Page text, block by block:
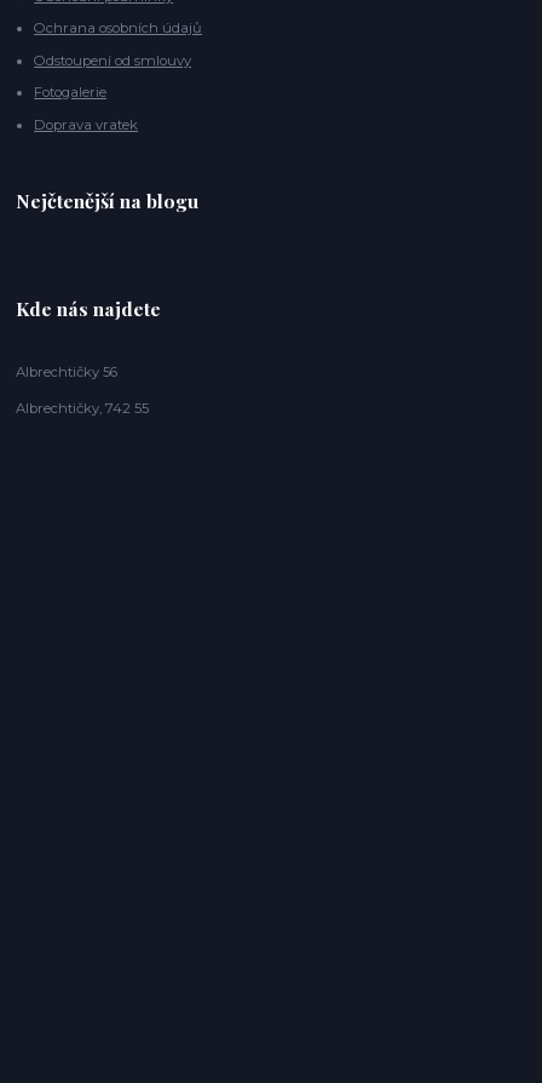
Ochrana osobních údajů
Odstoupení od smlouvy
Fotogalerie
Doprava vratek
Nejčtenější na blogu
Kde nás najdete
Albrechtičky 56
Albrechtičky, 742 55